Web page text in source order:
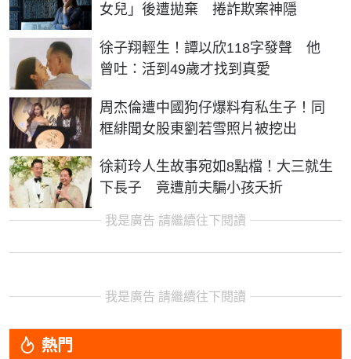
女兒」後遭拋棄 捲詐欺案神隱
徐子翔輕生！譚以欣118字發聲 他
曾吐：活到49歲才找到真愛
周杰倫遭中國狗仔爆料有私生子！同
框緋聞女股東劉若雪照片被挖出
徐莉玲人生故事宛如8點檔！大三就生
下長子 竟遭前夫騙小孩夭折
我是廣告 請繼續往下閱讀
我是廣告 請繼續往下閱讀
熱門